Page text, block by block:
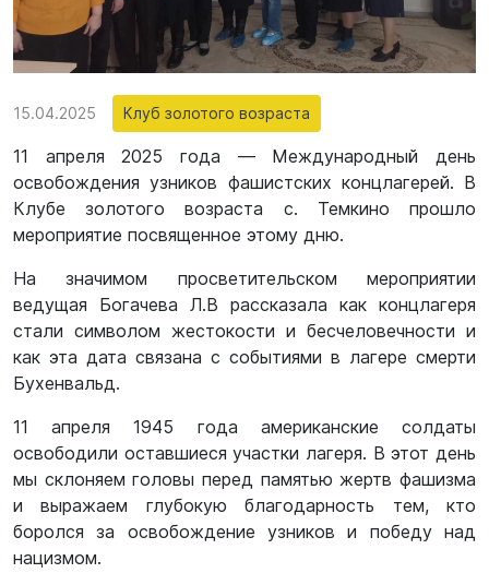
15.04.2025 Клуб золотого возраста
11 апреля 2025 года — Международный день
освобождения узников фашистских концлагерей. В
Клубе золотого возраста с. Темкино прошло
мероприятие посвященное этому дню.
На значимом просветительском мероприятии
ведущая Богачева Л.В рассказала как концлагеря
стали символом жестокости и бесчеловечности и
как эта дата связана с событиями в лагере смерти
Бухенвальд.
11 апреля 1945 года американские солдаты
освободили оставшиеся участки лагеря. В этот день
мы склоняем головы перед памятью жертв фашизма
и выражаем глубокую благодарность тем, кто
боролся за освобождение узников и победу над
нацизмом.